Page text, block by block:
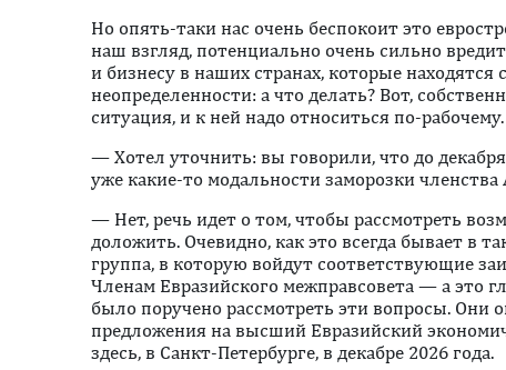
Но опять-таки нас очень беспокоит это
наш взгляд, потенциально очень сильно
и бизнесу в наших странах, которые находятся
неопределенности: а что делать? Вот,
ситуация, и к ней надо относиться по-рабочему.
— Хотел уточнить: вы говорили, что до
уже какие-то модальности заморозки
— Нет, речь идет о том, чтобы рассмотреть
доложить. Очевидно, как это всегда бывает в
группа, в которую войдут соответствующие
Членам Евразийского межправсовета — а это
было поручено рассмотреть эти вопросы. Они
предложения на высший Евразийский
здесь, в Санкт-Петербурге, в декабре 2026 года.